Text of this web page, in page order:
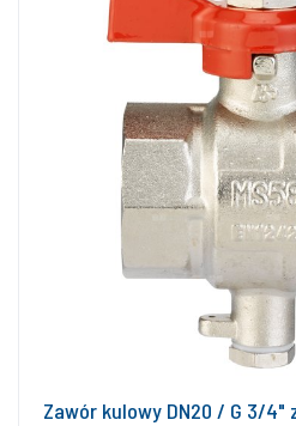
Zawór kulowy DN20 / G 3/